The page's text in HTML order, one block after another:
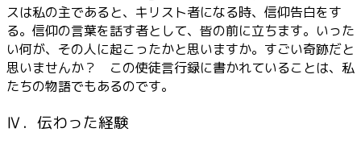
スは私の主であると、キリスト者になる時、信仰告白をす
る。信仰の言葉を話す者として、皆の前に立ちます。いった
い何が、その人に起こったかと思いますか。すごい奇跡だと
思いませんか？ この使徒言行録に書かれていることは、私
たちの物語でもあるのです。
Ⅳ．伝わった経験